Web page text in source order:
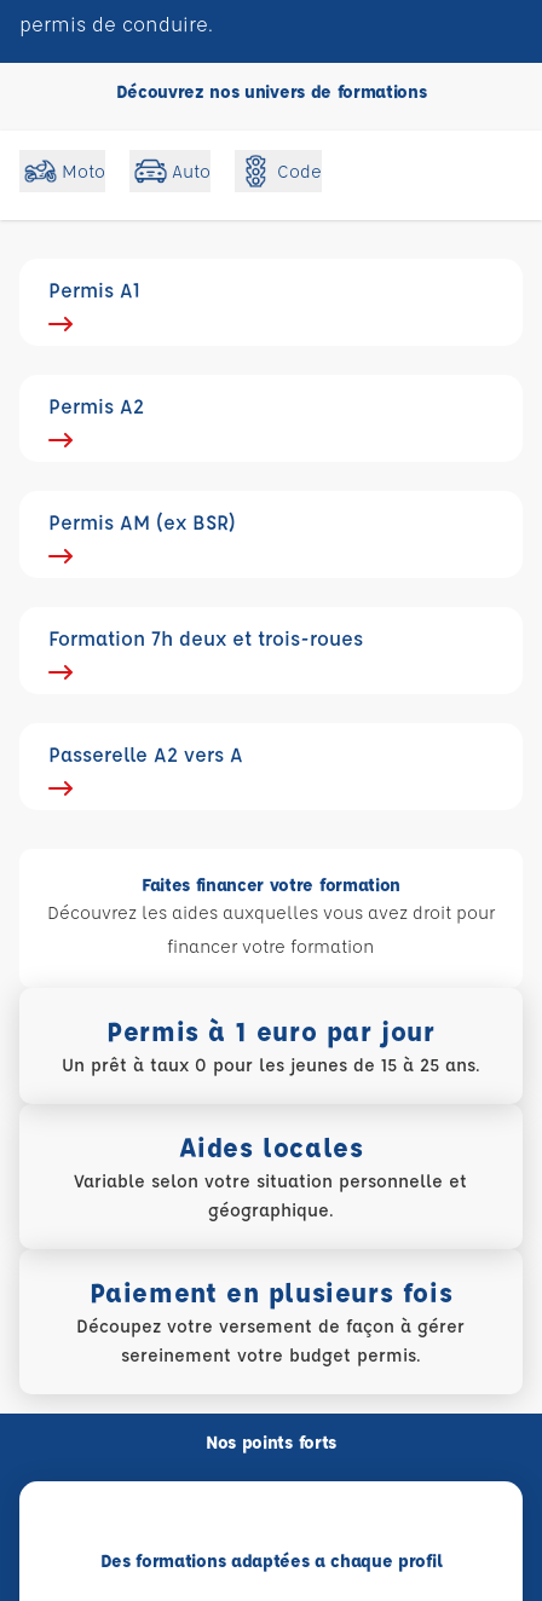
permis de conduire.
Découvrez nos univers de formations
Moto Auto Code
Permis A1
Permis A2
Permis AM (ex BSR)
Formation 7h deux et trois-roues
Passerelle A2 vers A
Faites financer votre formation
Découvrez les aides auxquelles vous avez droit pour
financer votre formation
Permis à 1 euro par jour
Un prêt à taux 0 pour les jeunes de 15 à 25 ans.
Aides locales
Variable selon votre situation personnelle et
géographique.
Paiement en plusieurs fois
Découpez votre versement de façon à gérer
sereinement votre budget permis.
Nos points forts
Des formations adaptées a chaque profil